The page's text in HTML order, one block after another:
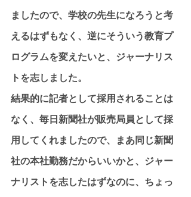
ましたので、学校の先生になろうと考
えるはずもなく、逆にそういう教育プ
ログラムを変えたいと、ジャーナリス
トを志しました。
結果的に記者として採用されることは
なく、毎日新聞社が販売局員として採
用してくれましたので、まあ同じ新聞
社の本社勤務だからいいかと、ジャー
ナリストを志したはずなのに、ちょっ